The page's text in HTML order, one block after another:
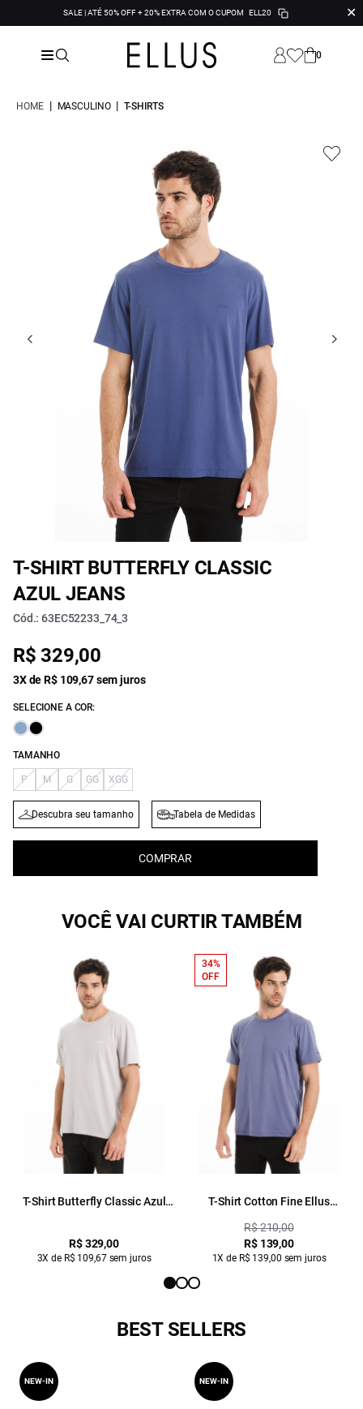
SALE | ATÉ 50% OFF + 20% EXTRA COM O CUPOM ELL20 ✕
0
HOME | MASCULINO | T-SHIRTS
T-SHIRT BUTTERFLY CLASSIC
AZUL JEANS
Cód.: 63EC52233_74_3
R$ 329,00
3X de R$ 109,67 sem juros
SELECIONE A COR:
TAMANHO
P M G GG XGG
Descubra seu tamanho Tabela de Medidas
COMPRAR
VOCÊ VAI CURTIR TAMBÉM
T-Shirt Butterfly Classic Azul
R$ 329,00
3X de R$ 109,67 sem juros
T-Shirt Cotton Fine Ellus
R$ 210,00
R$ 139,00
1X de R$ 139,00 sem juros
34%
OFF
BEST SELLERS
NEW-IN NEW-IN